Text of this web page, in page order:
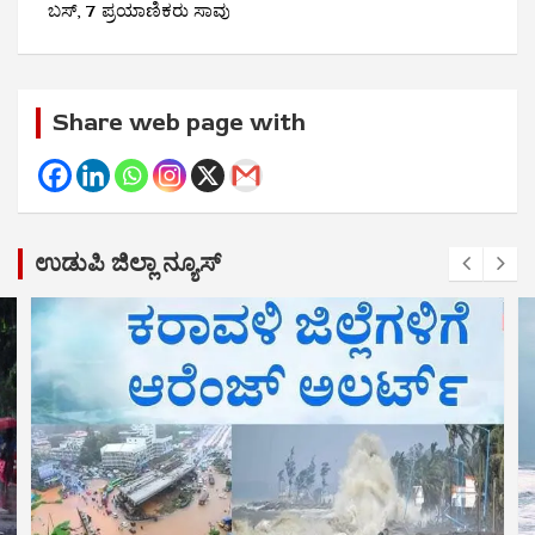
ಬಸ್, 7 ಪ್ರಯಾಣಿಕರು ಸಾವು
Share web page with
ಉಡುಪಿ ಜಿಲ್ಲಾ ನ್ಯೂಸ್